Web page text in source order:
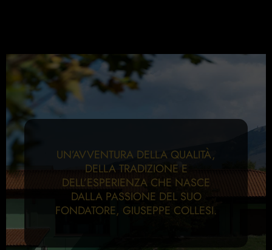
UN’AVVENTURA DELLA QUALITÀ,
DELLA TRADIZIONE E
DELL’ESPERIENZA CHE NASCE
DALLA PASSIONE DEL SUO
FONDATORE, GIUSEPPE COLLESI.